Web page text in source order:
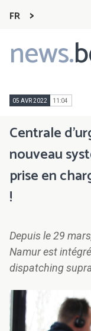
FR
news.
Main
navigation
05 AVR 2022 11:04
Centrale
nouveau
prise en
!
Depuis le 29
Namur est
dispatching